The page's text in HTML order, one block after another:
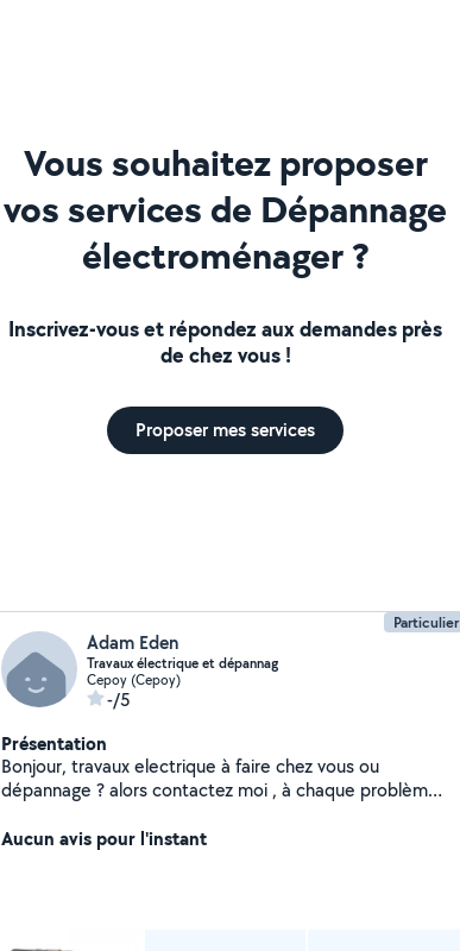
Vous souhaitez proposer
vos services de Dépannage
électroménager ?
Inscrivez-vous et répondez aux demandes près
de chez vous !
Proposer mes services
Particulier
Adam Eden
Travaux électrique et dépannag
Cepoy (Cepoy)
-/5
Présentation
Bonjour, travaux electrique à faire chez vous ou
dépannage ? alors contactez moi , à chaque problème
Aucun avis pour l'instant